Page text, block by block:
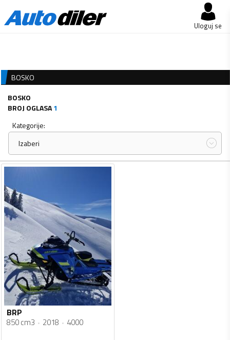
Uloguj se
BOSKO
BOSKO
BROJ OGLASA1
Kategorije:
Izaberi
BRP
850 cm3 2018 4000